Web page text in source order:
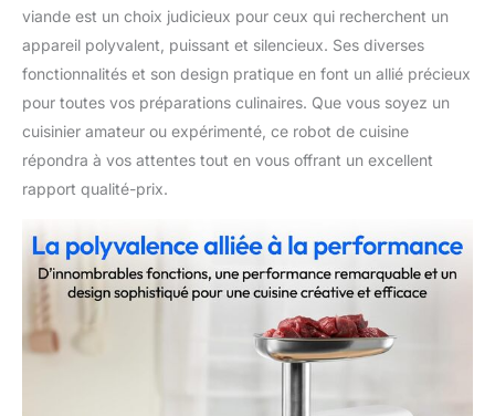
viande est un choix judicieux pour ceux qui recherchent un
appareil polyvalent, puissant et silencieux. Ses diverses
fonctionnalités et son design pratique en font un allié précieux
pour toutes vos préparations culinaires. Que vous soyez un
cuisinier amateur ou expérimenté, ce robot de cuisine
répondra à vos attentes tout en vous offrant un excellent
rapport qualité-prix.